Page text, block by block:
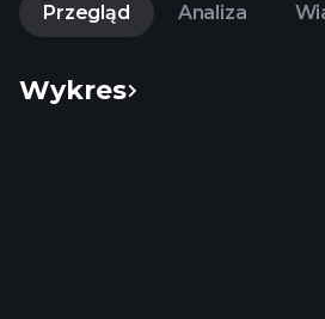
Przegląd Analiza
Wykres